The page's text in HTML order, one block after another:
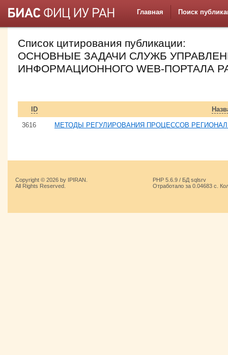
Главная Поиск
Список цитирования публикации:
ОСНОВНЫЕ ЗАДАЧИ СЛУЖБ
ИНФОРМАЦИОННОГО WEB-ПОРТАЛА
ID
3616 МЕТОДЫ РЕГУЛИРОВАНИЯ ПРОЦЕССОВ
Copyright © 2026 by IPIRAN.
All Rights Reserved.
PHP 5.6.9 / БД sqlsrv
Отработало за 0.04683 с.